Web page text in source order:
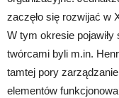
zaczęło się rozwijać w
W tym okresie
twórcami byli m.in.
tamtej pory
elementów